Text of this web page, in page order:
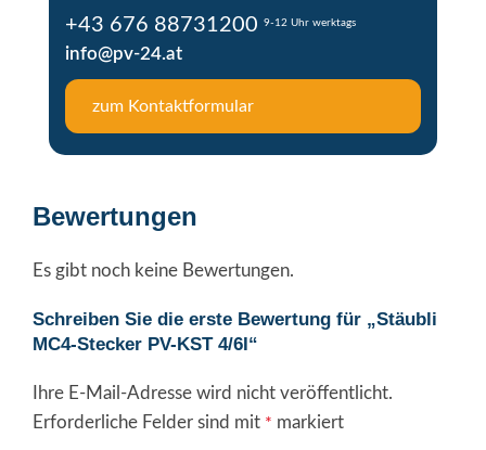
+43 676 88731200 9-12 Uhr werktags
info@pv-24.at
zum Kontaktformular
Bewertungen
Es gibt noch keine Bewertungen.
Schreiben Sie die erste Bewertung für „Stäubli
MC4-Stecker PV-KST 4/6I“
Ihre E-Mail-Adresse wird nicht veröffentlicht.
Erforderliche Felder sind mit * markiert
Alternative: